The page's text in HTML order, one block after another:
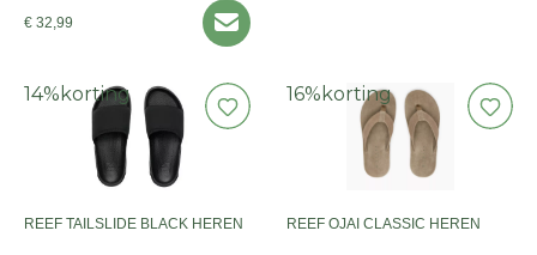
€ 32,99
14% korting
REEF TAILSLIDE BLACK HEREN
16% korting
REEF OJAI CLASSIC HEREN